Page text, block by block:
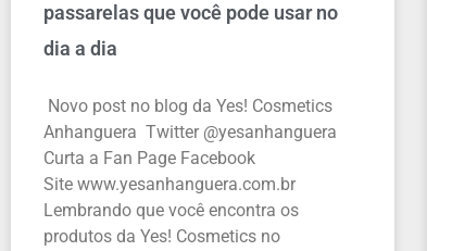
passarelas que você pode usar no
dia a dia
Novo post no blog da Yes! Cosmetics
Anhanguera Twitter @yesanhanguera
Curta a Fan Page Facebook
Site www.yesanhanguera.com.br
Lembrando que você encontra os
produtos da Yes! Cosmetics no